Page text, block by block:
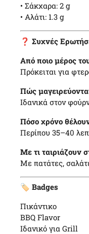
• Σάκχαρα: 2 g
• Αλάτι: 1.3 g
❓ Συχνές
Από ποιο μέρος
Πρόκειται για
Πώς
Ιδανικά στον
Πόσο χρόνο
Περίπου 35–40
Με τι ταιριάζουν
Με πατάτες,
🏷️ Badges
Πικάντικο
BBQ Flavor
Ιδανικό για Grill